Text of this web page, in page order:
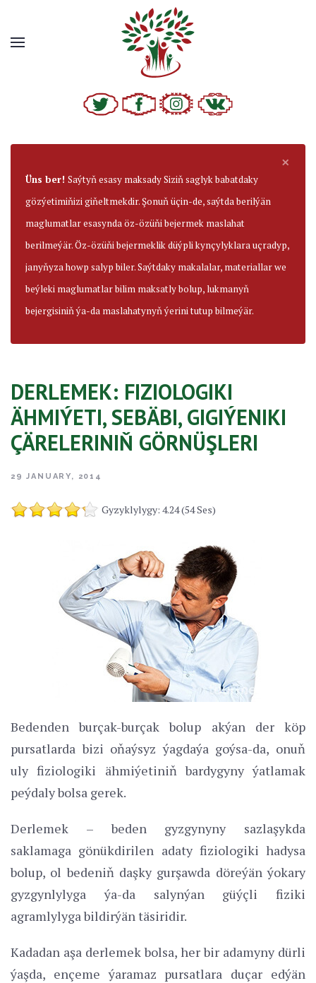
×
Üns ber! Saýtyň esasy maksady Siziň saglyk babatdaky
gözýetimiňizi giňeltmekdir. Şonuň üçin-de, saýtda berilýän
maglumatlar esasynda öz-özüňi bejermek maslahat
berilmeýär. Öz-özüňi bejermeklik düýpli kynçylyklara uçradyp,
janyňyza howp salyp biler. Saýtdaky makalalar, materiallar we
beýleki maglumatlar bilim maksatly bolup, lukmanyň
bejergisiniň ýa-da maslahatynyň ýerini tutup bilmeýär.
DERLEMEK: FIZIOLOGIKI
ÄHMIÝETI, SEBÄBI, GIGIÝENIKI
ÇÄRELERINIŇ GÖRNÜŞLERI
29 JANUARY, 2014
Gyzyklylygy: 4.24 (54 Ses)
Bedenden burçak-burçak bolup akýan der köp
pursatlarda bizi oňaýsyz ýagdaýa goýsa-da, onuň
uly fiziologiki ähmiýetiniň bardygyny ýatlamak
peýdaly bolsa gerek.
Derlemek – beden gyzgynyny sazlaşykda
saklamaga gönükdirilen adaty fiziologiki hadysa
bolup, ol bedeniň daşky gurşawda döreýän ýokary
gyzgynlylyga ýa-da salynýan güýçli fiziki
agramlylyga bildirýän täsiridir.
Kadadan aşa derlemek bolsa, her bir adamyny dürli
ýaşda, ençeme ýaramaz pursatlara duçar edýän